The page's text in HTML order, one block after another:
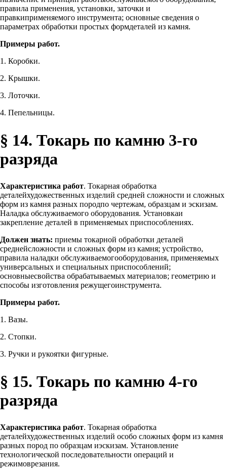
правила применения, установки, заточки и
правкиприменяемого инструмента; основные сведения о
параметрах обработки простых формдеталей из камня.
Примеры работ.
1. Коробки.
2. Крышки.
3. Лоточки.
4. Пепельницы.
§ 14. Токарь по камню 3-го
разряда
Характеристика работ. Токарная обработка
деталейхудожественных изделий средней сложности и сложных
форм из камня разных породпо чертежам, образцам и эскизам.
Наладка обслуживаемого оборудования. Установкаи
закрепление деталей в применяемых приспособлениях.
Должен знать: приемы токарной обработки деталей
среднейсложности и сложных форм из камня; устройство,
правила наладки обслуживаемогооборудования, применяемых
универсальных и специальных приспособлений;
основныесвойства обрабатываемых материалов; геометрию и
способы изготовления режущегоинструмента.
Примеры работ.
1. Вазы.
2. Стопки.
3. Ручки и рукоятки фигурные.
§ 15. Токарь по камню 4-го
разряда
Характеристика работ. Токарная обработка
деталейхудожественных изделий особо сложных форм из камня
разных пород по образцам иэскизам. Установление
технологической последовательности операций и
режимоврезания.